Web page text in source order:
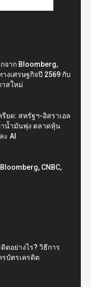
จาก Bloomberg,
างเศรษฐกิจปี 2569 กับ
สใหม่
ยด: สหรัฐฯ-อิสราเอล
น้ำมันพุ่ง ตลาดหุ้น
ะ AI
CNBC,
ตอย่างไร? วิธีการ
บัตรเครดิต